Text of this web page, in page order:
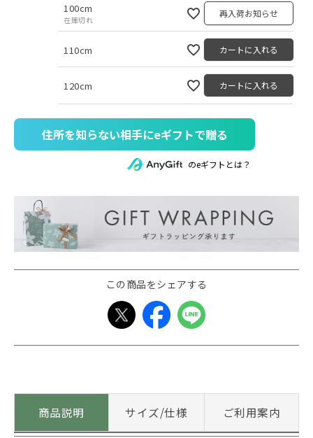
100cm
在庫切れ
再入荷お知らせ
110cm カートに入れる
120cm カートに入れる
住所を知らない相手にeギフトで贈る
のeギフトとは？
この商品をシェアする
商品説明 サイズ/仕様 ご利用案内